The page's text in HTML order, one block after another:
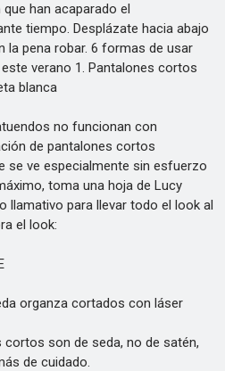
han acaparado el
tiempo. Desplázate hacia abajo
la pena robar. 6 formas de usar
verano 1. Pantalones cortos
blanca
no funcionan con
de pantalones cortos
se ve especialmente sin esfuerzo
toma una hoja de Lucy
llamativo para llevar todo el look al
el look:
organza cortados con láser
son de seda, no de satén,
de cuidado.